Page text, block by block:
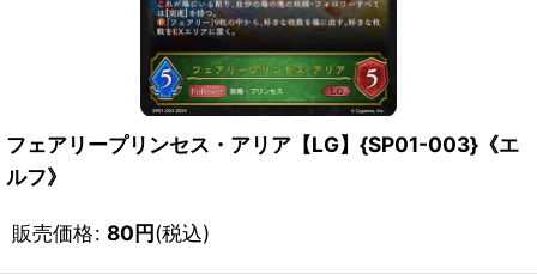
フェアリープリンセス・アリア【LG】{SP01-003}《エ
ルフ》
販売価格: 80円(税込)